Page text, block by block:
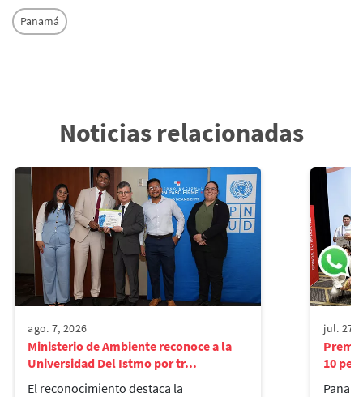
Panamá
Noticias relacionadas
ago. 7, 2026
Ministerio de Ambiente reconoce a la
Universidad Del Istmo por tr...
El reconocimiento destaca la
jul. 27,
10